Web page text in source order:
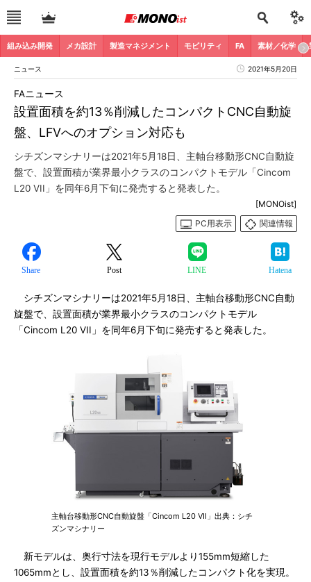
組み込み開発 メカ設計 製造マネジメント モビリティ FA 素材／化学
ニュース 2021年5月20日
設置面積を約13％削減したコンパクトCNC自動旋
盤、LFVへのオプション対応も
FAニュース
シチズンマシナリーは2021年5月18日、主軸台移動形CNC自動旋
盤で、設置面積が業界最小クラスのコンパクトモデル「Cincom
L20 VII」を同年6月下旬に発売すると発表した。
[MONOist]
PC用表示
関連情報
Share Post LINE Hatena
シチズンマシナリーは2021年5月18日、主軸台移動形CNC自動
旋盤で、設置面積が業界最小クラスのコンパクトモデル
「Cincom L20 VII」を同年6月下旬に発売すると発表した。
主軸台移動形CNC自動旋盤「Cincom L20 VII」出典：シチ
ズンマシナリー
新モデルは、奥行寸法を現行モデルより155mm短縮した
1065mmとし、設置面積を約13％削減したコンパクト化を実現。